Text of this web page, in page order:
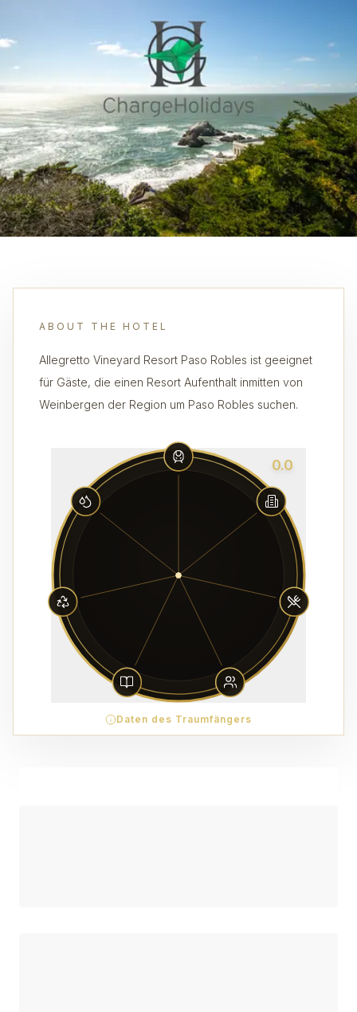
ABOUT THE HOTEL
Allegretto Vineyard Resort Paso Robles ist geeignet
für Gäste, die einen Resort Aufenthalt inmitten von
Weinbergen der Region um Paso Robles suchen.
0.0
Daten des Traumfängers